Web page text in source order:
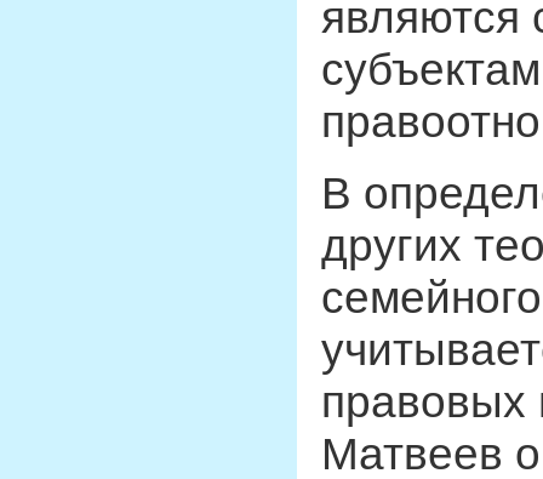
являются
В
других
правовых
Матвеев